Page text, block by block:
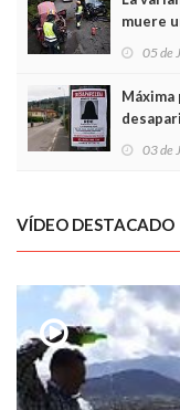
muere
frontal
05 de
Máxima
03 de
VÍDEO DESTACADO